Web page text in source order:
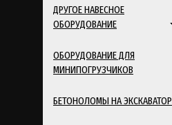
ДРУГОЕ НАВЕСНОЕ
ОБОРУДОВАНИЕ
ОБОРУДОВАНИЕ ДЛЯ
МИНИПОГРУЗЧИКОВ
БЕТОНОЛОМЫ НА ЭКСКАВАТОР